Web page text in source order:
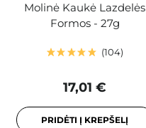
Molinė Kaukė Lazdelės
Formos - 27g
104
17,01 €
PRIDĖTI Į KREPŠELĮ